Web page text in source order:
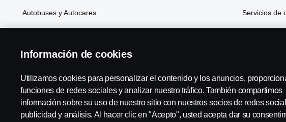
Autobuses y Autocares
Atributos
Servicios de
Scania in Your Region: España
Información de cookies
Utilizamos cookies para personalizar el contenido y los anuncios,
funciones de redes sociales y analizar nuestro tráfico. También compartimos
información sobre su uso de nuestro sitio con nuestros socios de redes
publicidad y análisis. Al hacer clic en "Acepto", usted acepta dar su